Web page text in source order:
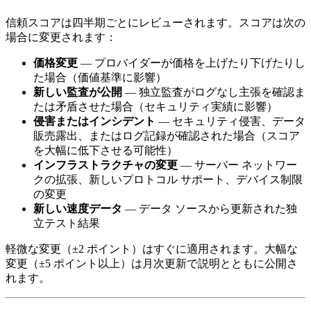
信頼スコアは四半期ごとにレビューされます。スコアは次の
場合に変更されます：
価格変更 — プロバイダーが価格を上げたり下げたりし
た場合（価値基準に影響）
新しい監査が公開 — 独立監査がログなし主張を確認ま
たは矛盾させた場合（セキュリティ実績に影響）
侵害またはインシデント — セキュリティ侵害、データ
販売露出、またはログ記録が確認された場合（スコア
を大幅に低下させる可能性）
インフラストラクチャの変更 — サーバー ネットワー
クの拡張、新しいプロトコル サポート、デバイス制限
の変更
新しい速度データ — データ ソースから更新された独
立テスト結果
軽微な変更（±2 ポイント）はすぐに適用されます。大幅な
変更（±5 ポイント以上）は月次更新で説明とともに公開さ
れます。